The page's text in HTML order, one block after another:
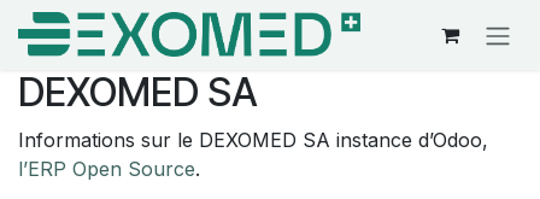
Se rendre au contenu
DEXOMED SA
Informations sur le DEXOMED SA instance d’Odoo,
l’ERP Open Source.